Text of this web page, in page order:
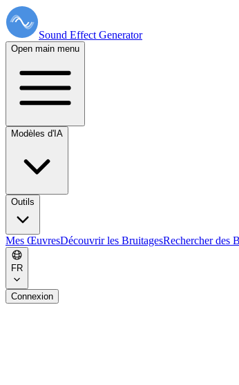
Sound Effect Generator
Open main menu
Modèles d'IA
Outils
Mes ŒuvresDécouvrir les BruitagesRechercher des
FR
Connexion